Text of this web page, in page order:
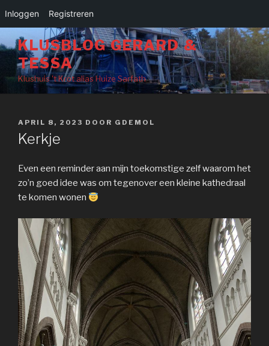
Inloggen Registreren
de
inhoud
springen
KLUSBLOG GERARD &
TESSA
Klushuis 't Krot alias Huize Sarfath
GEPLAATST
OP
APRIL 8, 2023 DOOR GDEMOL
Kerkje
Even een reminder aan mijn toekomstige zelf waarom het
zo’n goed idee was om tegenover een kleine kathedraal
te komen wonen